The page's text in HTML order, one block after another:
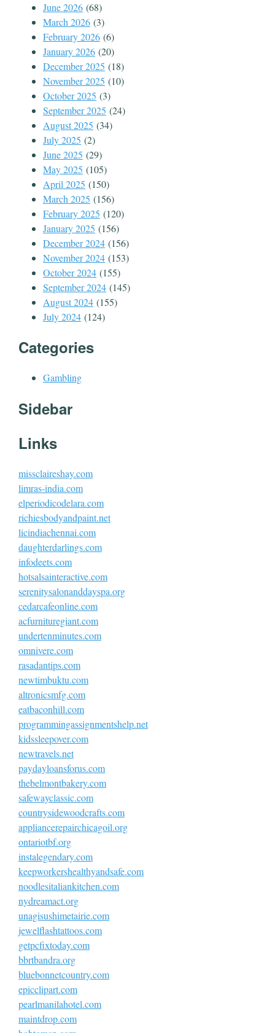
June 2026 (68)
March 2026 (3)
February 2026 (6)
January 2026 (20)
December 2025 (18)
November 2025 (10)
October 2025 (3)
September 2025 (24)
August 2025 (34)
July 2025 (2)
June 2025 (29)
May 2025 (105)
April 2025 (150)
March 2025 (156)
February 2025 (120)
January 2025 (156)
December 2024 (156)
November 2024 (153)
October 2024 (155)
September 2024 (145)
August 2024 (155)
July 2024 (124)
Categories
Gambling
Sidebar
Links
missclaireshay.com
limras-india.com
elperiodicodelara.com
richiesbodyandpaint.net
licindiachennai.com
daughterdarlings.com
infodeets.com
hotsalsainteractive.com
serenitysalonanddayspa.org
cedarcafeonline.com
acfurnituregiant.com
undertenminutes.com
omnivere.com
rasadantips.com
newtimbuktu.com
altronicsmfg.com
eatbaconhill.com
programmingassignmentshelp.net
kidssleepover.com
newtravels.net
paydayloansforus.com
thebelmontbakery.com
safewayclassic.com
countrysidewoodcrafts.com
appliancerepairchicagoil.org
ontariotbf.org
instalegendary.com
keepworkershealthyandsafe.com
noodlesitaliankitchen.com
nydreamact.org
unagisushimetairie.com
jewelflashtattoos.com
getpcfixtoday.com
bbrtbandra.org
bluebonnetcountry.com
epicclipart.com
pearlmanilahotel.com
maintdrop.com